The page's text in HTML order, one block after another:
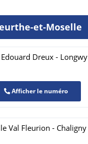
et-Moselle
Dreux - Longwy
Afficher le numéro
Val Fleurion - Chaligny